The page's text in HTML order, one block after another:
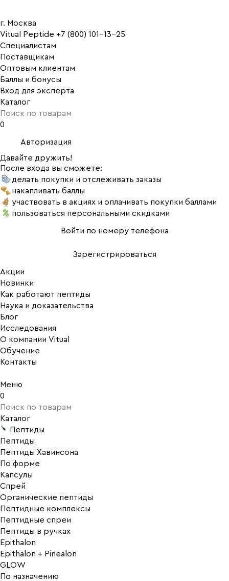
г. Москва
Vitual Peptide +7 (800) 101-13-25
Специалистам
Поставщикам
Оптовым клиентам
Баллы и бонусы
Вход для эксперта
Каталог
0
Авторизация
Давайте дружить!
После входа вы сможете:
делать покупки и отслеживать заказы
накапливать баллы
участвовать в акциях и оплачивать покупки баллами
пользоваться персональными скидками
Войти по номеру телефона
Зарегистрироваться
Акции
Новинки
Как работают пептиды
Наука и доказательства
Блог
Исследования
О компании Vitual
Обучение
Контакты
Меню
0
Каталог
Пептиды
Пептиды
Пептиды Хавинсона
По форме
Капсулы
Спрей
Органические пептиды
Пептидные комплексы
Пептидные спреи
Пептиды в ручках
Epithalon
Epithalon + Pinealon
GLOW
По назначению